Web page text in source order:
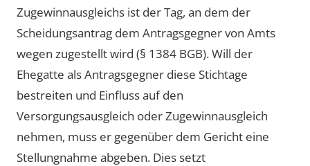
Zugewinnausgleichs ist der Tag, an dem der
Scheidungsantrag dem Antragsgegner von Amts
wegen zugestellt wird (§ 1384 BGB). Will der
Ehegatte als Antragsgegner diese Stichtage
bestreiten und Einfluss auf den
Versorgungsausgleich oder Zugewinnausgleich
nehmen, muss er gegenüber dem Gericht eine
Stellungnahme abgeben. Dies setzt